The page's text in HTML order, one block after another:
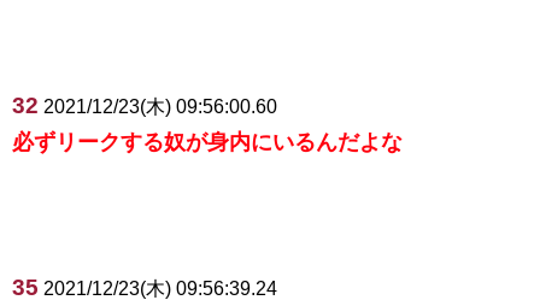
32 2021/12/23(木) 09:56:00.60
必ずリークする奴が身内にいるんだよな
35 2021/12/23(木) 09:56:39.24